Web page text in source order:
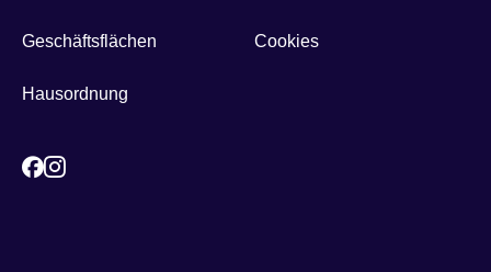
Geschäftsflächen
Hausordnung
Cookies